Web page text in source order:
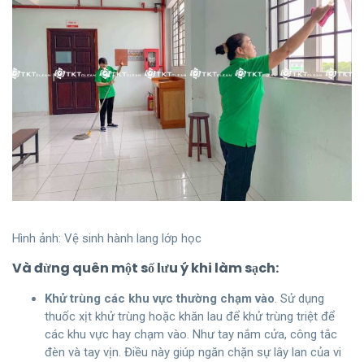
Hình ảnh: Vệ sinh hành lang lớp học
Và đừng quên một số lưu ý khi làm sạch:
Khử trùng các khu vực thường chạm vào. Sử dụng
thuốc xịt khử trùng hoặc khăn lau để khử trùng triệt để
các khu vực hay chạm vào. Như tay nắm cửa, công tắc
đèn và tay vịn. Điều này giúp ngăn chặn sự lây lan của vi